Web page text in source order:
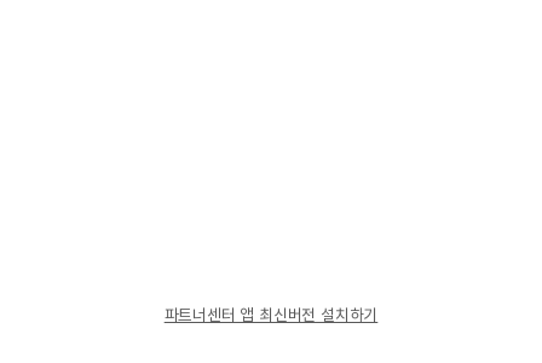
파트너센터 앱 최신버전 설치하기